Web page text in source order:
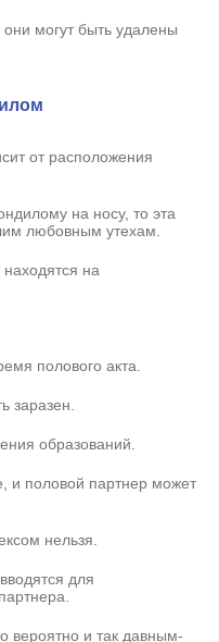
могут быть удалены
от расположения
на носу, то эта
любовным утехам.
на
полового акта.
заразен.
образований.
и половой партнер может
нельзя.
для
вероятно и так давным-